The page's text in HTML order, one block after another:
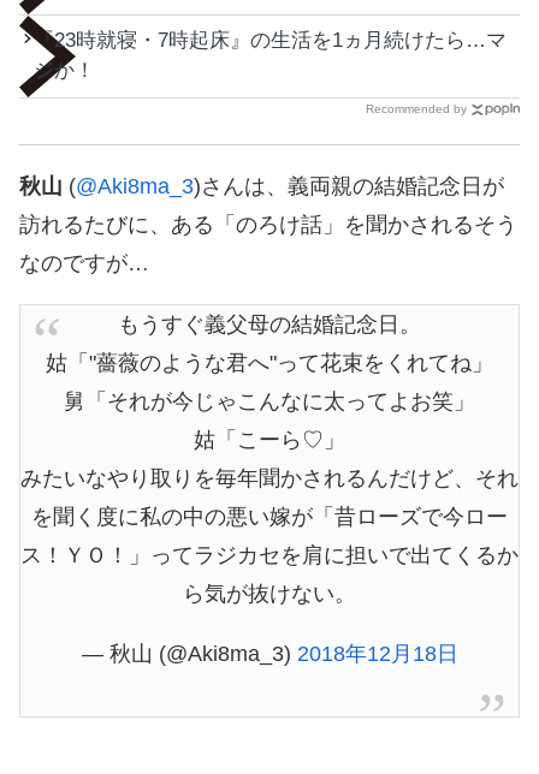
『23時就寝・7時起床』の生活を1ヵ月続けたら…マ
ジか！
Recommended by
秋山 (@Aki8ma_3)さんは、義両親の結婚記念日が
訪れるたびに、ある「のろけ話」を聞かされるそう
なのですが…
もうすぐ義父母の結婚記念日。
姑「"薔薇のような君へ"って花束をくれてね」
舅「それが今じゃこんなに太ってよお笑」
姑「こーら♡」
みたいなやり取りを毎年聞かされるんだけど、それ
を聞く度に私の中の悪い嫁が「昔ローズで今ロー
ス！ＹＯ！」ってラジカセを肩に担いで出てくるか
ら気が抜けない。
— 秋山 (@Aki8ma_3) 2018年12月18日